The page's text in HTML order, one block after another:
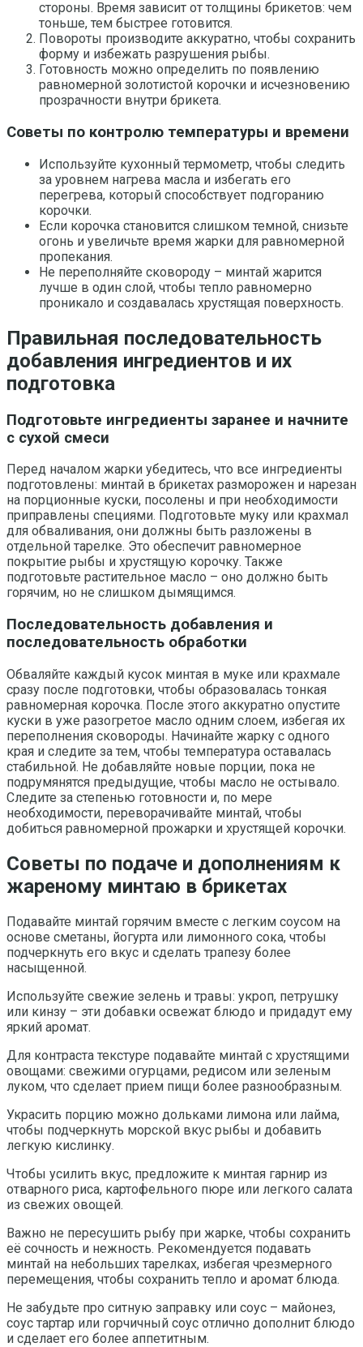
стороны. Время зависит от толщины брикетов: чем
тоньше, тем быстрее готовится.
Повороты производите аккуратно, чтобы сохранить
форму и избежать разрушения рыбы.
Готовность можно определить по появлению
равномерной золотистой корочки и исчезновению
прозрачности внутри брикета.
Советы по контролю температуры и времени
Используйте кухонный термометр, чтобы следить
за уровнем нагрева масла и избегать его
перегрева, который способствует подгоранию
корочки.
Если корочка становится слишком темной, снизьте
огонь и увеличьте время жарки для равномерной
пропекания.
Не переполняйте сковороду – минтай жарится
лучше в один слой, чтобы тепло равномерно
проникало и создавалась хрустящая поверхность.
Правильная последовательность
добавления ингредиентов и их
подготовка
Подготовьте ингредиенты заранее и начните
с сухой смеси
Перед началом жарки убедитесь, что все ингредиенты
подготовлены: минтай в брикетах разморожен и нарезан
на порционные куски, посолены и при необходимости
приправлены специями. Подготовьте муку или крахмал
для обваливания, они должны быть разложены в
отдельной тарелке. Это обеспечит равномерное
покрытие рыбы и хрустящую корочку. Также
подготовьте растительное масло – оно должно быть
горячим, но не слишком дымящимся.
Последовательность добавления и
последовательность обработки
Обваляйте каждый кусок минтая в муке или крахмале
сразу после подготовки, чтобы образовалась тонкая
равномерная корочка. После этого аккуратно опустите
куски в уже разогретое масло одним слоем, избегая их
переполнения сковороды. Начинайте жарку с одного
края и следите за тем, чтобы температура оставалась
стабильной. Не добавляйте новые порции, пока не
подрумянятся предыдущие, чтобы масло не остывало.
Следите за степенью готовности и, по мере
необходимости, переворачивайте минтай, чтобы
добиться равномерной прожарки и хрустящей корочки.
Советы по подаче и дополнениям к
жареному минтаю в брикетах
Подавайте минтай горячим вместе с легким соусом на
основе сметаны, йогурта или лимонного сока, чтобы
подчеркнуть его вкус и сделать трапезу более
насыщенной.
Используйте свежие зелень и травы: укроп, петрушку
или кинзу – эти добавки освежат блюдо и придадут ему
яркий аромат.
Для контраста текстуре подавайте минтай с хрустящими
овощами: свежими огурцами, редисом или зеленым
луком, что сделает прием пищи более разнообразным.
Украсить порцию можно дольками лимона или лайма,
чтобы подчеркнуть морской вкус рыбы и добавить
легкую кислинку.
Чтобы усилить вкус, предложите к минтая гарнир из
отварного риса, картофельного пюре или легкого салата
из свежих овощей.
Важно не пересушить рыбу при жарке, чтобы сохранить
её сочность и нежность. Рекомендуется подавать
минтай на небольших тарелках, избегая чрезмерного
перемещения, чтобы сохранить тепло и аромат блюда.
Не забудьте про ситную заправку или соус – майонез,
соус тартар или горчичный соус отлично дополнит блюдо
и сделает его более аппетитным.